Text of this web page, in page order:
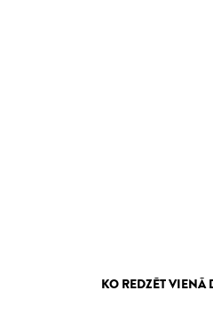
KO REDZĒT VIENĀ